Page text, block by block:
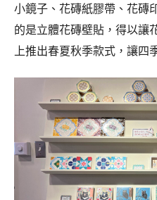
小鏡子、花磚紙膠帶、花磚
的是立體花磚壁貼，得以讓
上推出春夏秋季款式，讓四